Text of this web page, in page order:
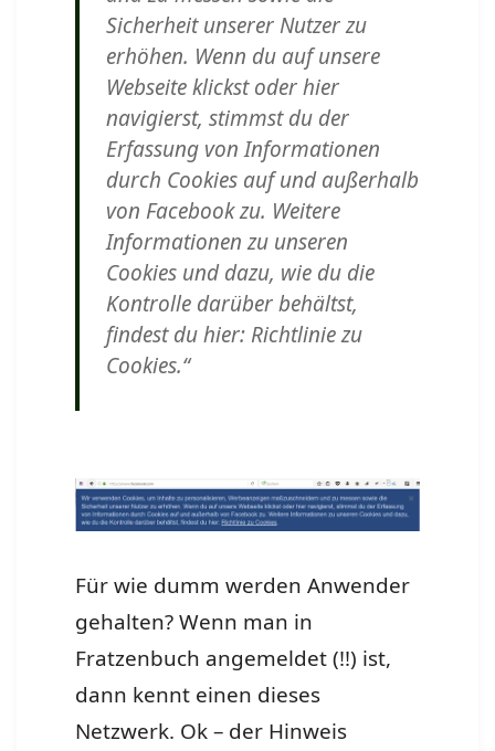
Sicherheit unserer Nutzer zu
erhöhen. Wenn du auf unsere
Webseite klickst oder hier
navigierst, stimmst du der
Erfassung von Informationen
durch Cookies auf und außerhalb
von Facebook zu. Weitere
Informationen zu unseren
Cookies und dazu, wie du die
Kontrolle darüber behältst,
findest du hier: Richtlinie zu
Cookies.“
Für wie dumm werden Anwender
gehalten? Wenn man in
Fratzenbuch angemeldet (!!) ist,
dann kennt einen dieses
Netzwerk. Ok – der Hinweis